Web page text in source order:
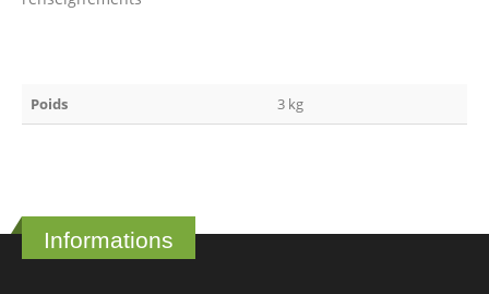
Poids 3 kg
Informations